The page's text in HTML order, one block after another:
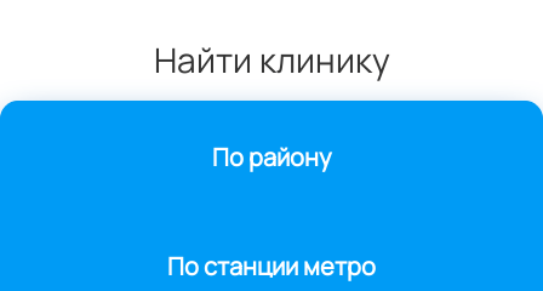
Найти клинику
По району
По станции метро